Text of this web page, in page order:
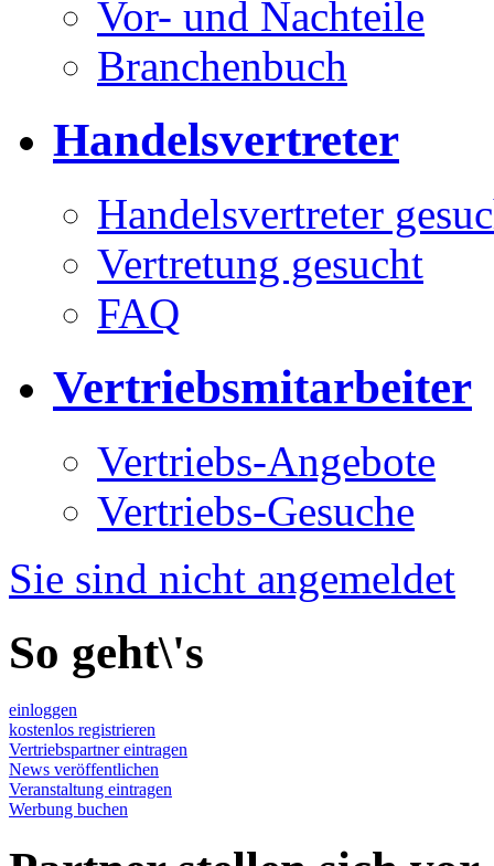
Vor- und Nachteile
Branchenbuch
Handelsvertreter
Handelsvertreter
Vertretung gesucht
FAQ
Vertriebsmitarbeiter
Vertriebs-Angebote
Vertriebs-Gesuche
Sie sind nicht angemeldet
So geht\'s
einloggen
kostenlos registrieren
Vertriebspartner eintragen
News veröffentlichen
Veranstaltung eintragen
Werbung buchen